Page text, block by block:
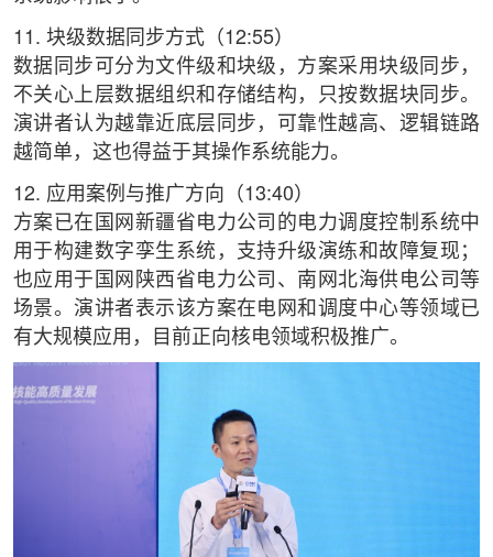
11. 块级数据同步方式（12:55）
数据同步可分为文件级和块级，方案采用块级同步，
不关心上层数据组织和存储结构，只按数据块同步。
演讲者认为越靠近底层同步，可靠性越高、逻辑链路
越简单，这也得益于其操作系统能力。
12. 应用案例与推广方向（13:40）
方案已在国网新疆省电力公司的电力调度控制系统中
用于构建数字孪生系统，支持升级演练和故障复现；
也应用于国网陕西省电力公司、南网北海供电公司等
场景。演讲者表示该方案在电网和调度中心等领域已
有大规模应用，目前正向核电领域积极推广。